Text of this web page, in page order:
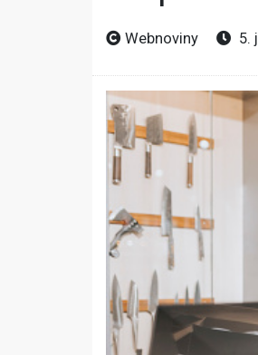
Webnoviny 5.